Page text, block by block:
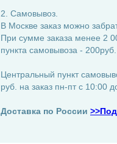
2. Самовывоз.
В Москве заказ можно
При сумме заказа менее 2
пункта самовывоза - 200руб.
Центральный пункт
руб. на заказ пн-пт с 10:00
Доставка по России